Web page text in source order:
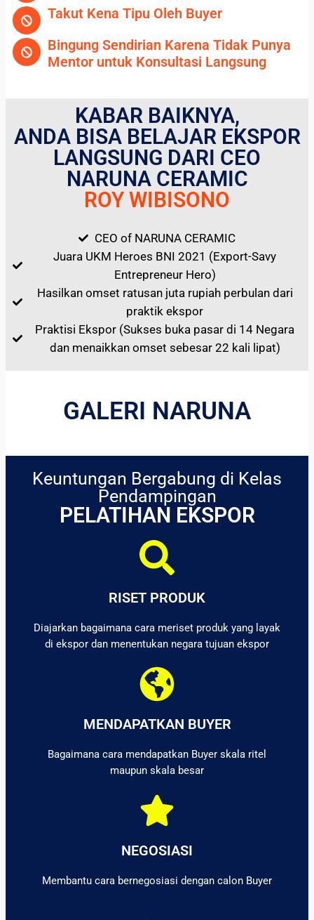
Takut Kena Tipu Oleh Buyer
Bingung Sendirian Karena Tidak Punya
Mentor untuk Konsultasi Langsung
KABAR BAIKNYA,
ANDA BISA BELAJAR EKSPOR
LANGSUNG DARI CEO
NARUNA CERAMIC
ROY WIBISONO
CEO of NARUNA CERAMIC
Juara UKM Heroes BNI 2021 (Export-Savy
Entrepreneur Hero)
Hasilkan omset ratusan juta rupiah perbulan dari
praktik ekspor
Praktisi Ekspor (Sukses buka pasar di 14 Negara
dan menaikkan omset sebesar 22 kali lipat)
GALERI NARUNA
Keuntungan Bergabung di Kelas
Pendampingan
PELATIHAN EKSPOR
RISET PRODUK
Diajarkan bagaimana cara meriset produk yang layak
di ekspor dan menentukan negara tujuan ekspor
MENDAPATKAN BUYER
Bagaimana cara mendapatkan Buyer skala ritel
maupun skala besar
NEGOSIASI
Membantu cara bernegosiasi dengan calon Buyer